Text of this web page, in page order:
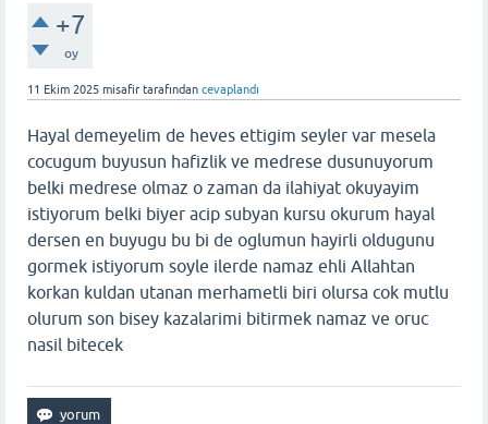
+7
oy
11 Ekim 2025 misafir tarafından cevaplandı
Hayal demeyelim de heves ettigim seyler var mesela
cocugum buyusun hafizlik ve medrese dusunuyorum
belki medrese olmaz o zaman da ilahiyat okuyayim
istiyorum belki biyer acip subyan kursu okurum hayal
dersen en buyugu bu bi de oglumun hayirli oldugunu
gormek istiyorum soyle ilerde namaz ehli Allahtan
korkan kuldan utanan merhametli biri olursa cok mutlu
olurum son bisey kazalarimi bitirmek namaz ve oruc
nasil bitecek